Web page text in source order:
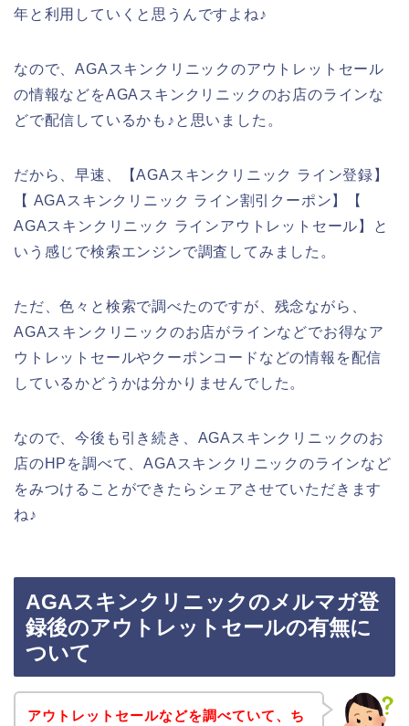
年と利用していくと思うんですよね♪
なので、AGAスキンクリニックのアウトレットセール
の情報などをAGAスキンクリニックのお店のラインな
どで配信しているかも♪と思いました。
だから、早速、【AGAスキンクリニック ライン登録】
【 AGAスキンクリニック ライン割引クーポン】【
AGAスキンクリニック ラインアウトレットセール】と
いう感じで検索エンジンで調査してみました。
ただ、色々と検索で調べたのですが、残念ながら、
AGAスキンクリニックのお店がラインなどでお得なア
ウトレットセールやクーポンコードなどの情報を配信
しているかどうかは分かりませんでした。
なので、今後も引き続き、AGAスキンクリニックのお
店のHPを調べて、AGAスキンクリニックのラインなど
をみつけることができたらシェアさせていただきます
ね♪
AGAスキンクリニックのメルマガ登
録後のアウトレットセールの有無に
ついて
アウトレットセールなどを調べていて、ち